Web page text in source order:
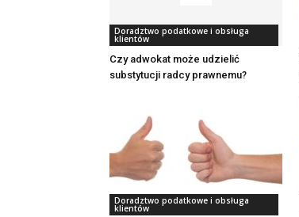
Doradztwo podatkowe i obsługa
klientów
Czy adwokat może udzielić
substytucji radcy prawnemu?
Doradztwo podatkowe i obsługa
klientów